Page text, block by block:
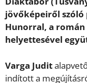
jövőképeiről szóló
Hunorral, a
helyettesével
Varga Judit
indított a